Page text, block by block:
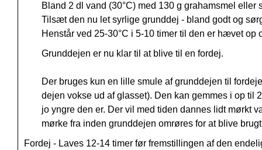
Bland 2 dl vand (30°C) med 130 g grahamsmel eller
Tilsæt den nu let syrlige grunddej - bland godt og
Henstår ved 25-30°C i 5-10 timer til den er hævet op
Grunddejen er nu klar til at blive til en fordej.
Der bruges kun en lille smule af grunddejen til
dejen vokse ud af glasset). Den kan gemmes i op til
jo yngre den er. Der vil med tiden dannes lidt mørkt
mørke fra inden grunddejen omrøres for at blive
Fordej - Laves 12-14 timer før fremstillingen af den